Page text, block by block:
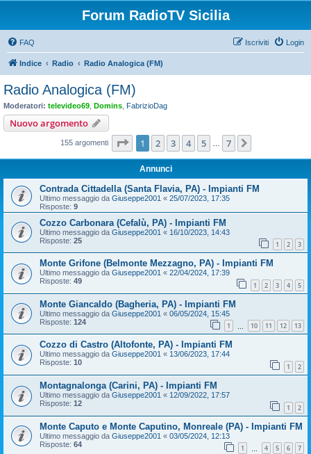
Forum RadioTV Sicilia
FAQ Login
Iscriviti
Indice Radio Radio Analogica (FM)
Radio Analogica (FM)
Moderatori: televideo69 Domins FabrizioDag
Nuovo argomento
155 argomenti Pagina di
1 2 3 4 5 7
Annunci
Contrada Cittadella (Santa Flavia, PA) - Impianti FM
Ultimo messaggio da Giuseppe2001 « 25/07/2023, 17:35
Risposte: 9
Cozzo Carbonara (Cefalù, PA) - Impianti FM
Ultimo messaggio da Giuseppe2001 « 16/10/2023, 14:43
Risposte: 25 1 2 3
Monte Grifone (Belmonte Mezzagno, PA) - Impianti FM
Ultimo messaggio da Giuseppe2001 « 22/04/2024, 17:39
Risposte: 49 1 2 3 4 5
Monte Giancaldo (Bagheria, PA) - Impianti FM
Ultimo messaggio da Giuseppe2001 « 06/05/2024, 15:45
Risposte: 124 1 10 11 12 13
Cozzo di Castro (Altofonte, PA) - Impianti FM
Ultimo messaggio da Giuseppe2001 « 13/06/2023, 17:44
Risposte: 10 1 2
Montagnalonga (Carini, PA) - Impianti FM
Ultimo messaggio da Giuseppe2001 « 12/09/2022, 17:57
Risposte: 12 1 2
Monte Caputo e Monte Caputino, Monreale (PA) - Impianti FM
Ultimo messaggio da Giuseppe2001 « 03/05/2024, 12:13
Risposte: 64 1 4 5 6 7